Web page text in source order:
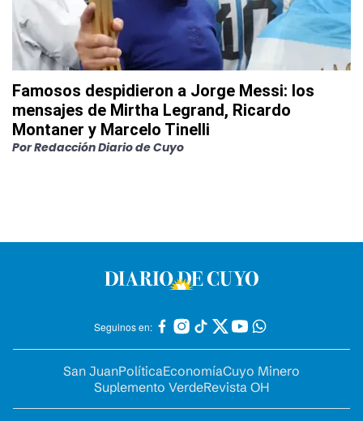
Famosos despidieron a Jorge Messi: los
mensajes de Mirtha Legrand, Ricardo
Montaner y Marcelo Tinelli
PorRedacción Diario de Cuyo
Seguinos en:
San JuanPolíticaEconomíaCuyo Minero
Suplemento VerdeRevista OH